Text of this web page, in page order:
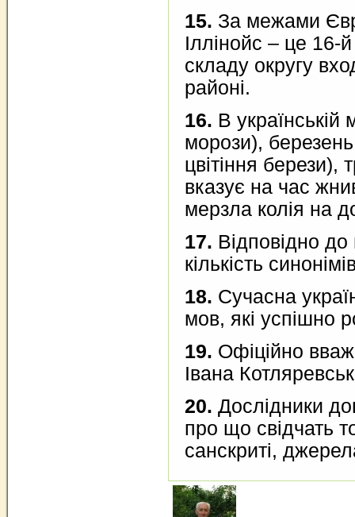
15. За межами
Іллінойс – це 16-
складу округу
районі.
16. В
морози), березень
цвітіння
вказує на час
мерзла колія на
17. Відповідно
кількість
18. Сучасна
мов, які успішно
19. Офіційно
Івана
20. Дослідники
про що свідчать
санскриті,